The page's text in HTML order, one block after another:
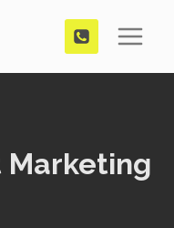
Marketing